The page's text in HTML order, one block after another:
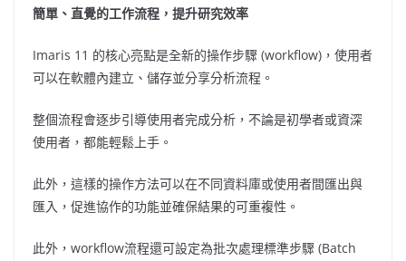
簡單、直覺的工作流程，提升研究效率
Imaris 11 的核心亮點是全新的操作步驟 (workflow)，使用者
可以在軟體內建立、儲存並分享分析流程。
整個流程會逐步引導使用者完成分析，不論是初學者或資深
使用者，都能輕鬆上手。
此外，這樣的操作方法可以在不同資料庫或使用者間匯出與
匯入，促進協作的功能並確保結果的可重複性。
此外，workflow流程還可設定為批次處理標準步驟 (Batch